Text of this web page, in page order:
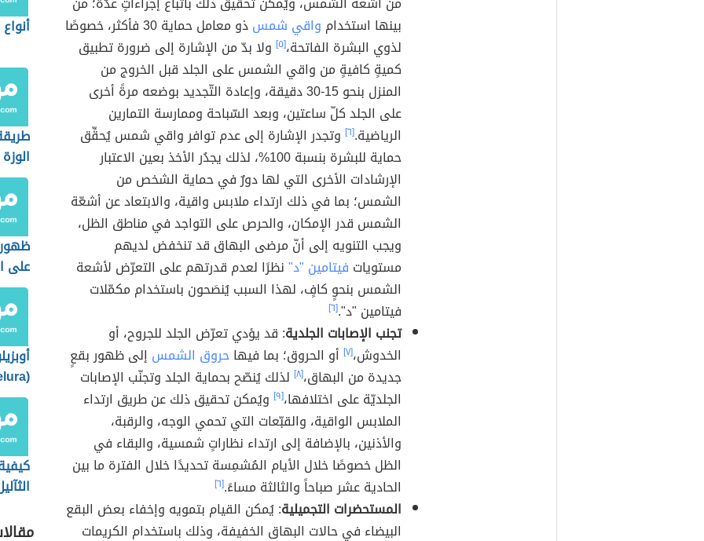
بينها استخدام واقي شمس
ذو معامل حماية 30 فأكثر، خصوصًا
لذوي البشرة الفاتحة،[٥]
ولا بدّ من الإشارة إلى ضرورة تطبيق
كميةٍ كافيةٍ من واقي الشمس على الجلد قبل الخروج من
المنزل بنحو 15-30 دقيقة، وإعادة التّجديد بوضعه مرةً أخرى
على الجلد كلّ ساعتين، وبعد السّباحة وممارسة التمارين
الرياضية.[٦]
وتجدر الإشارة إلى عدم توافر واقي شمس يُحقِّق
حماية للبشرة بنسبة 100%، لذلك يجدُر الأخذ بعين الاعتبار
الإرشادات الأخرى التي لها دورٌ في حماية الشخص من
الشمس؛ بما في ذلك ارتداء ملابس واقية، والابتعاد عن أشعّة
الشمس قدر الإمكان، والحرص على التواجد في مناطق الظل،
ويجب التنويه إلى أنّ مرضى البهاق قد تنخفض لديهم
مستويات فيتامين "د"نظرًا لعدم قدرتهم على التعرّض لأشعة
الشمس بنحوٍ كافٍ، لهذا السبب يُنصَحون باستخدام مكمّلات
فيتامين "د".[٦]
تجنب الإصابات الجلدية: قد يؤدي تعرّض الجلد للجروح، أو
الخدوش،[٧] أو الحروق؛ بما فيهاحروق الشمس إلى ظهور بقعٍ
جديدة من البهاق،[٨]
لذلك يُنصّح بحماية الجلد وتجنّب الإصابات
الجلديّة على اختلافها،[٩]
ويُمكن تحقيق ذلك عن طريق ارتداء
الملابس الواقية، والقبّعات التي تحمي الوجه، والرقبة،
والأذنين، بالإضافة إلى ارتداء نظاراتٍ شمسية، والبقاء في
الظل خصوصًا خلال الأيام المُشمِسة تحديدًا خلال الفترة ما بين
الحادية عشر صباحاً والثالثة مساءً.[٦]
المستحضرات التجميلية: يُمكن القيام بتمويه وإخفاء بعض البقع
البيضاء في حالات البهاق الخفيفة، وذلك باستخدام الكريمات
الوزة
على